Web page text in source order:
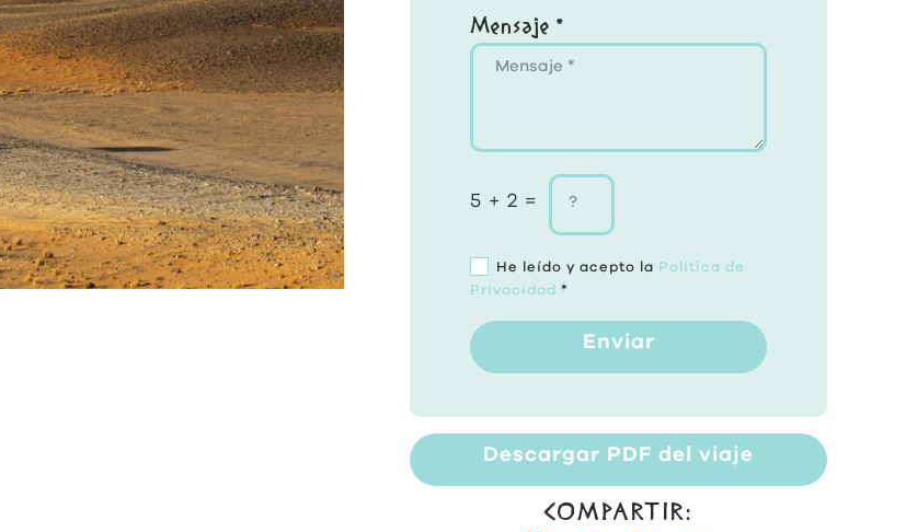
Mensaje *
5 + 2 =
He leído y acepto la Política de
Privacidad *
Enviar
Descargar PDF del viaje
COMPARTIR: